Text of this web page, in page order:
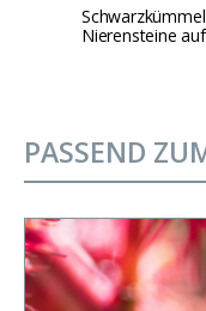
Nierensteine
PASSEND